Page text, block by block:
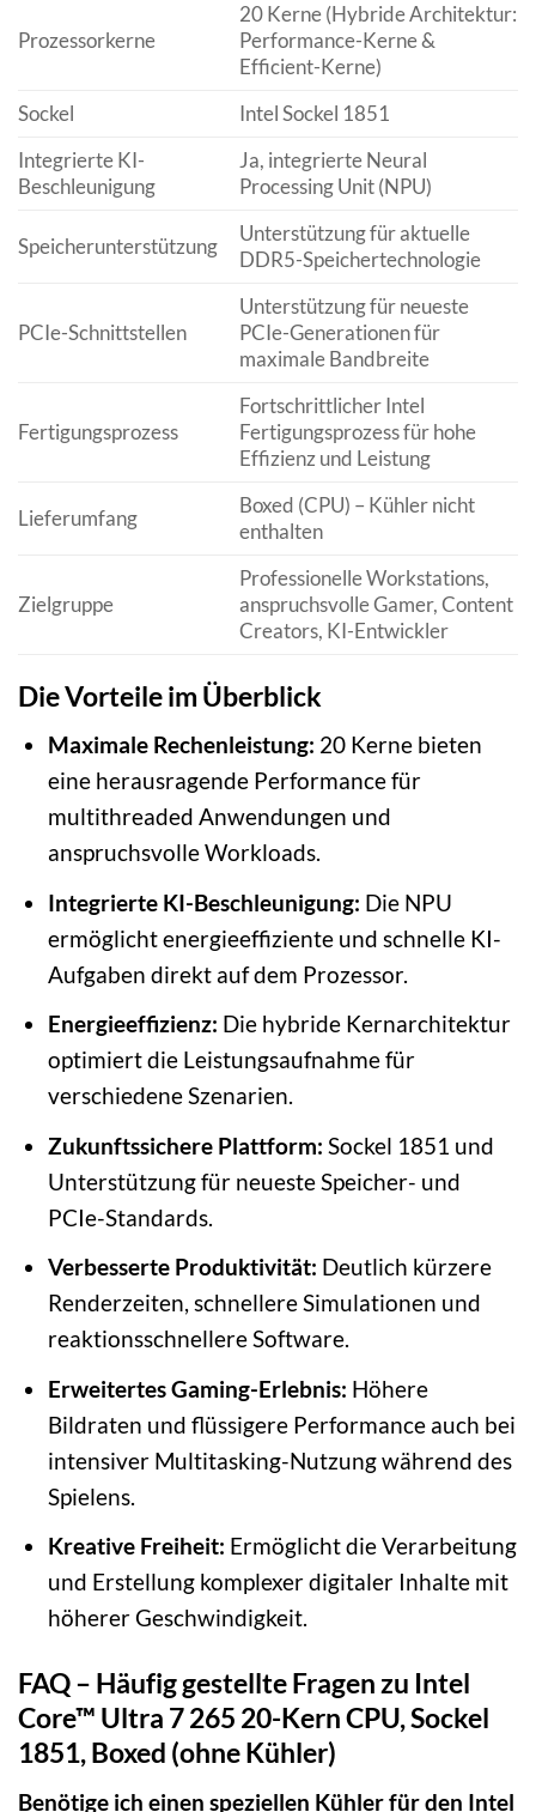
Prozessorkerne
20 Kerne (Hybride Architektur:
Performance-Kerne &
Efficient-Kerne)
Sockel
Intel Sockel 1851
Integrierte KI-
Beschleunigung
Ja, integrierte Neural
Processing Unit (NPU)
Speicherunterstützung
Unterstützung für aktuelle
DDR5-Speichertechnologie
PCIe-Schnittstellen
Unterstützung für neueste
PCIe-Generationen für
maximale Bandbreite
Fertigungsprozess
Fortschrittlicher Intel
Fertigungsprozess für hohe
Effizienz und Leistung
Lieferumfang
Boxed (CPU) – Kühler nicht
enthalten
Zielgruppe
Professionelle Workstations,
anspruchsvolle Gamer, Content
Creators, KI-Entwickler
Die Vorteile im Überblick
Maximale Rechenleistung: 20 Kerne bieten
eine herausragende Performance für
multithreaded Anwendungen und
anspruchsvolle Workloads.
Integrierte KI-Beschleunigung: Die NPU
ermöglicht energieeffiziente und schnelle KI-
Aufgaben direkt auf dem Prozessor.
Energieeffizienz: Die hybride Kernarchitektur
optimiert die Leistungsaufnahme für
verschiedene Szenarien.
Zukunftssichere Plattform: Sockel 1851 und
Unterstützung für neueste Speicher- und
PCIe-Standards.
Verbesserte Produktivität: Deutlich kürzere
Renderzeiten, schnellere Simulationen und
reaktionsschnellere Software.
Erweitertes Gaming-Erlebnis: Höhere
Bildraten und flüssigere Performance auch bei
intensiver Multitasking-Nutzung während des
Spielens.
Kreative Freiheit: Ermöglicht die Verarbeitung
und Erstellung komplexer digitaler Inhalte mit
höherer Geschwindigkeit.
FAQ – Häufig gestellte Fragen zu Intel
Core™ Ultra 7 265 20-Kern CPU, Sockel
1851, Boxed (ohne Kühler)
Benötige ich einen speziellen Kühler für den Intel